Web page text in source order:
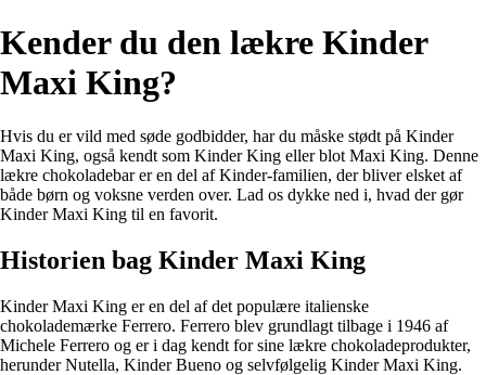
Kender du den lækre Kinder
Maxi King?
Hvis du er vild med søde godbidder, har du måske stødt på Kinder
Maxi King, også kendt som Kinder King eller blot Maxi King. Denne
lækre chokoladebar er en del af Kinder-familien, der bliver elsket af
både børn og voksne verden over. Lad os dykke ned i, hvad der gør
Kinder Maxi King til en favorit.
Historien bag Kinder Maxi King
Kinder Maxi King er en del af det populære italienske
chokolademærke Ferrero. Ferrero blev grundlagt tilbage i 1946 af
Michele Ferrero og er i dag kendt for sine lækre chokoladeprodukter,
herunder Nutella, Kinder Bueno og selvfølgelig Kinder Maxi King.